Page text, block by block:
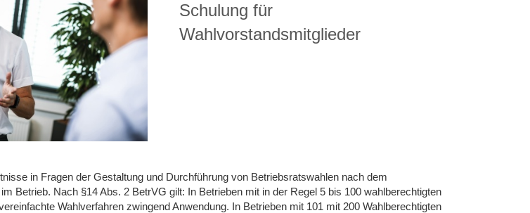
Schulung für
Wahlvorstandsmitglieder
in Fragen der Gestaltung und Durchführung von Betriebsratswahlen nach dem
Betrieb. Nach §14 Abs. 2 BetrVG gilt: In Betrieben mit in der Regel 5 bis 100 wahlberechtigten
Wahlverfahren zwingend Anwendung. In Betrieben mit 101 mit 200 Wahlberechtigten